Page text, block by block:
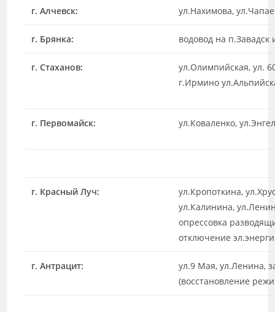
г. Алчевск: ул.Нахимова,
г. Брянка: водовод на
г. Стаханов:
ул.Олимпийская, ул.
г.Ирмино
г. Первомайск: ул.Коваленко,
г. Красный Луч:
ул.Кропоткина,
ул.Калинина,
опрессовка
отключение
г. Антрацит:
ул.9 Мая, ул.Ленина,
(восстановление